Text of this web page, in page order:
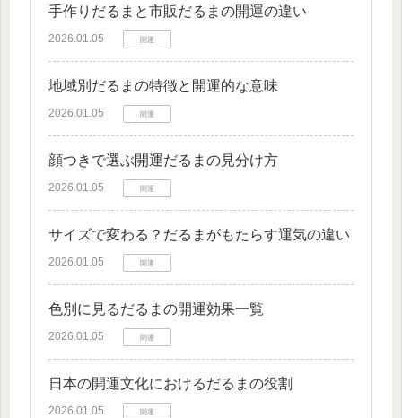
手作りだるまと市販だるまの開運の違い
2026.01.05 開運
地域別だるまの特徴と開運的な意味
2026.01.05 開運
顔つきで選ぶ開運だるまの見分け方
2026.01.05 開運
サイズで変わる？だるまがもたらす運気の違い
2026.01.05 開運
色別に見るだるまの開運効果一覧
2026.01.05 開運
日本の開運文化におけるだるまの役割
2026.01.05 開運